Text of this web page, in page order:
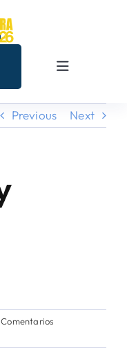
Toggle
Previous Next
Comentarios